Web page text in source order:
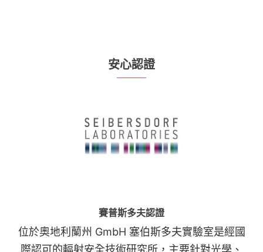
安心認證
賽普斯多夫認證
位於奧地利蘭州 GmbH 塞伯斯多夫實驗室是經國
際認可的輻射安全技術研究所，主要針對光學、